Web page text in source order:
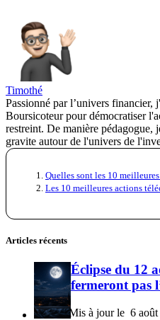
Timothé
Passionné par l’univers financier,
Boursicoteur pour démocratiser
restreint. De manière pédagogue,
gravite autour de l'univers de
Quelles sont les 10
Les 10 meilleures actions
Articles récents
Éclipse du 12
fermeront pas
6